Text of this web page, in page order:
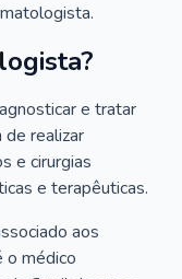
e tratar
de realizar
e cirurgias
e terapêuticas.
aos
o médico